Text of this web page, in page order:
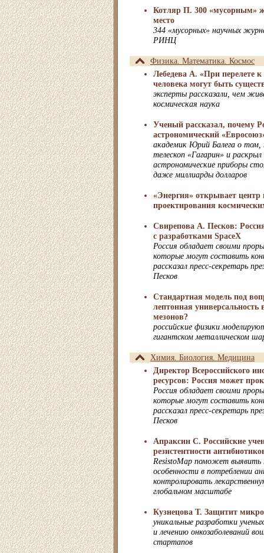
Котляр П. 300 «мусорным»
место
344 «мусорных» научных
РИНЦ
Физика. Математика. Космос
Лебедева А. «При перелете
человека могут быть
эксперты рассказали, чем
космическая наука
Ученый рассказал, почему
астрономический
академик Юрий Балега о том,
телескоп «Гагарин» и
астрономические приборы
даже миллиарды долларов
«Энергия» открывает центр
проектирования
Свирепова А. Песков:
с разработками SpaceX
Россия обладает своими
которые могут составить
рассказал пресс-секретарь
Песков
Стандартная модель под
лептонная универсальность
мезонов?
российские физики
гигантском металлическом
Химия. Биология. Медицина
Директор Всероссийского
ресурсов: Россия может
Россия обладает своими
которые могут составить
рассказал пресс-секретарь
Песков
Апраксин С. Российские
резистентности
ResistoMap поможет выявить
особенности в потреблении
контролировать
глобальном масштабе
Кузнецова Т. Защитит
уникальные разработки
и лечению онкозаболеваний
стартапов